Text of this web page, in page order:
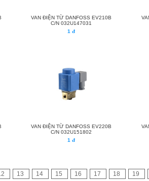
VAN ĐIỆN TỪ DANFOSS EV210B
C/N 032U147031
1 đ
VAN ĐIỆN TỪ DANFOSS EV220B
C/N 032U151802
1 đ
13 14 15 16 17 18 19